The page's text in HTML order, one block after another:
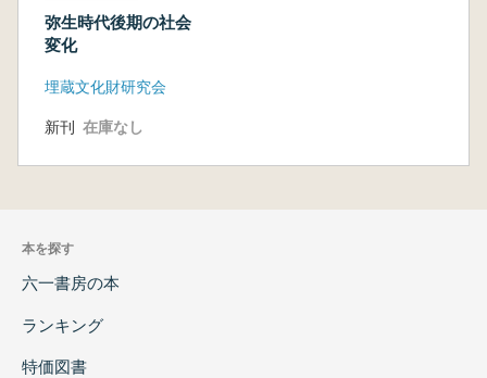
弥生時代後期の社会
変化
埋蔵文化財研究会
新刊 在庫なし
本を探す
六一書房の本
ランキング
特価図書